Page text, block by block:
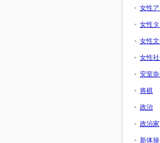
女性
女性
女性文
女性
安室
将棋
政治
政治家
新体操